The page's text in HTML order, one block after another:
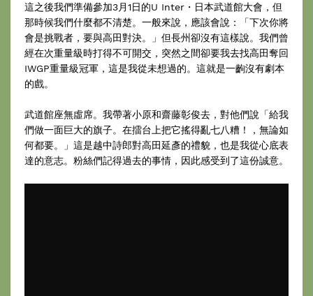
這之後我們準備參加3月1日的U Inter・日本武道館大會，但
那時候我們什麼都不清楚。一般來說，應該會說：「下次你將
會是挑戰者，要與高田對決。」但長州卻沒有這樣說。我們曾
經在次重量級時打得不可開交，突然之間卻要我去找高田奪回
IWGP重量級冠軍，這是我從未想過的。這就是一齣沒有劇本
的戲。
武道館座無虛席。我帶著小原和齋藤彰俊去，對他們說「給我
們做一面巨大的旗子。在擂台上把它搖得亂七八糟！，無論如
何都要。」這是越中詩郎對高田延彥的禮貌，也是我從心底表
達的意志。粉絲們記得過去的事情，因此感受到了這份誠意。